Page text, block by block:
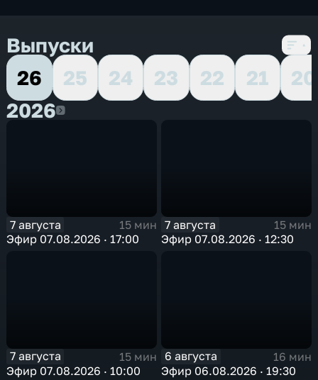
Выпуски
26
25 24 23 22 21
20
20262026
7 августа
15 мин
Эфир 07.08.2026 · 17:00
7 августа
15 мин
Эфир 07.08.2026 · 12:30
7 августа
15 мин
Эфир 07.08.2026 · 10:00
6 августа
16 мин
Эфир 06.08.2026 · 19:30